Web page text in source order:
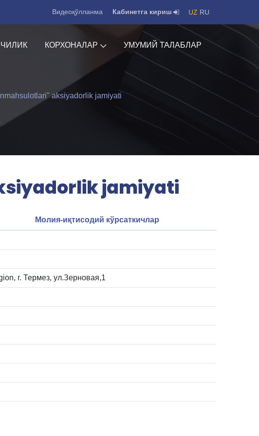
Видеоқўлланма Кабинетга кириш UZ RU
КОРХОНАЛАР УМУМИЙ ТАЛАБЛАР
aksiyadorlik jamiyati
jamiyati
Молия-иқтисодий кўрсаткичлар
г. Термез, ул.Зерновая,1